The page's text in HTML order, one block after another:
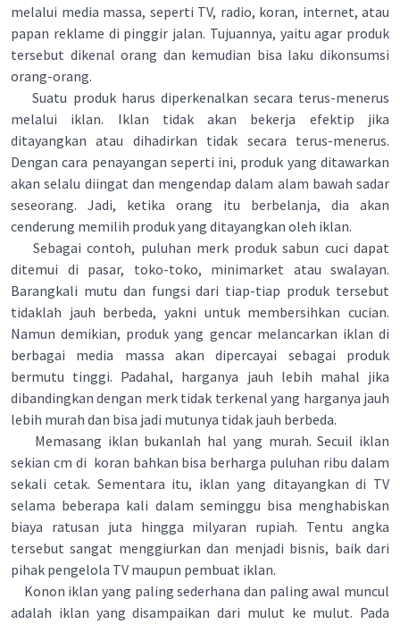
melalui media massa, seperti TV, radio, koran, internet, atau
papan reklame di pinggir jalan. Tujuannya, yaitu agar produk
tersebut dikenal orang dan kemudian bisa laku dikonsumsi
orang-orang.
Suatu produk harus diperkenalkan secara terus-menerus
melalui iklan. Iklan tidak akan bekerja efektip jika
ditayangkan atau dihadirkan tidak secara terus-menerus.
Dengan cara penayangan seperti ini, produk yang ditawarkan
akan selalu diingat dan mengendap dalam alam bawah sadar
seseorang. Jadi, ketika orang itu berbelanja, dia akan
cenderung memilih produk yang ditayangkan oleh iklan.
Sebagai contoh, puluhan merk produk sabun cuci dapat
ditemui di pasar, toko-toko, minimarket atau swalayan.
Barangkali mutu dan fungsi dari tiap-tiap produk tersebut
tidaklah jauh berbeda, yakni untuk membersihkan cucian.
Namun demikian, produk yang gencar melancarkan iklan di
berbagai media massa akan dipercayai sebagai produk
bermutu tinggi. Padahal, harganya jauh lebih mahal jika
dibandingkan dengan merk tidak terkenal yang harganya jauh
lebih murah dan bisa jadi mutunya tidak jauh berbeda.
Memasang iklan bukanlah hal yang murah. Secuil iklan
sekian cm di koran bahkan bisa berharga puluhan ribu dalam
sekali cetak. Sementara itu, iklan yang ditayangkan di TV
selama beberapa kali dalam seminggu bisa menghabiskan
biaya ratusan juta hingga milyaran rupiah. Tentu angka
tersebut sangat menggiurkan dan menjadi bisnis, baik dari
pihak pengelola TV maupun pembuat iklan.
Konon iklan yang paling sederhana dan paling awal muncul
adalah iklan yang disampaikan dari mulut ke mulut. Pada